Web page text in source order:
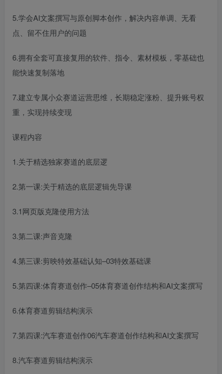
5.学会AI文案撰写与原创脚本创作，解决内容单调、无看
点、留不住用户的问题
6.拥有全套可直接复用的软件、指令、素材模板，零基础也
能快速复制落地
7.建立专属小众赛道运营思维，长期稳定涨粉、提升账号权
重，实现持续变现
课程内容
1.关于精选独家赛道的底层逻
2.第一课:关于精选的底层逻辑先导课
3.1网页版克隆使用方法
3.第二课:声音克隆
4.第三课:剪映特效基础认知–03特效基础课
5.第四课:体育赛道创作–05体育赛道创作结构和AI文案撰写
6.体育赛道剪辑结构演示
7.第四课:汽车赛道创作06汽车赛道创作结构和AI文案撰写
8.汽车赛道剪辑结构演示